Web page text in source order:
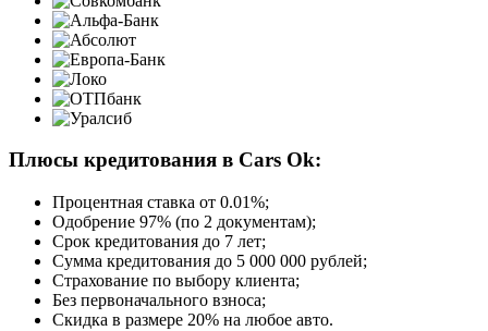
Плюсы кредитования в Cars Ok:
Процентная ставка от 0.01%;
Одобрение 97% (по 2 документам);
Срок кредитования до 7 лет;
Сумма кредитования до 5 000 000 рублей;
Страхование по выбору клиента;
Без первоначального взноса;
Скидка в размере 20% на любое авто.